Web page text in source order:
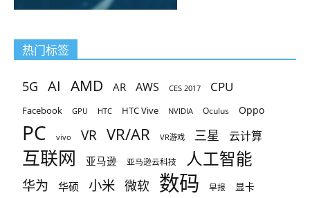
热门标签
5G AI AMD AR AWS CES 2017 CPU
Facebook GPU HTC HTC Vive NVIDIA Oculus Oppo
PC vivo VR VR/AR VR游戏 三星 云计算
互联网 亚马逊 亚马逊云科技 人工智能
华为 华硕 小米 微软 数码 早报 显卡